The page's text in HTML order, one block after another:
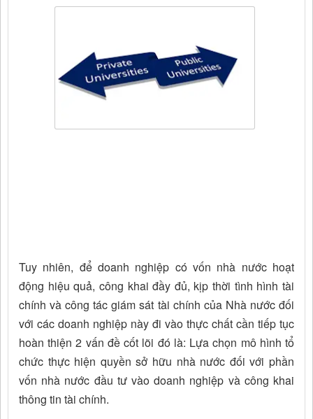
Tuy nhiên, để doanh nghiệp có vốn nhà nước hoạt
động hiệu quả, công khai đầy đủ, kịp thời tình hình tài
chính và công tác giám sát tài chính của Nhà nước đối
với các doanh nghiệp này đi vào thực chất cần tiếp tục
hoàn thiện 2 vấn đề cốt lõi đó là: Lựa chọn mô hình tổ
chức thực hiện quyền sở hữu nhà nước đối với phần
vốn nhà nước đầu tư vào doanh nghiệp và công khai
thông tin tài chính.